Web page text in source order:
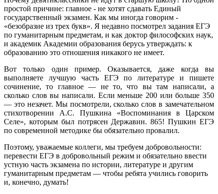
простой причине: главное - не хотят сдавать Единый
государственный экзамен. Как мы иногда говорим -
«безобразие из трех букв». Я недавно посмотрел задания ЕГЭ
по гуманитарным предметам, и как доктор философских наук,
и академик Академии образования берусь утверждать: к
образованию это отношения никакого не имеет.
Вот только один пример. Оказывается, даже когда вы
выполняете лучшую часть ЕГЭ по литературе и пишете
сочинение, то главное — не то, что вы там написали, а
сколько слов вы написали. Если меньше 200 или больше 350
— это незачет. Мы посмотрели, сколько слов в замечательном
стихотворении А.С. Пушкина «Воспоминания в Царском
Селе», которым был потрясен Державин. 865! Пушкин ЕГЭ
по современной методике бы обязательно провалил.
Поэтому, уважаемые коллеги, мы требуем добровольности:
перевести ЕГЭ в добровольный режим и обязательно ввести
устную часть экзамена по истории, литературе и другим
гуманитарным предметам — чтобы ребята учились говорить
и, конечно, думать!